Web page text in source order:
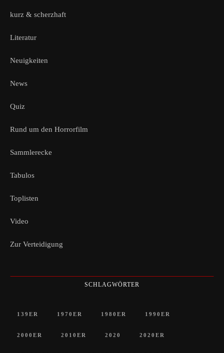
kurz & scherzhaft
Literatur
Neuigkeiten
News
Quiz
Rund um den Horrorfilm
Sammlerecke
Tabulos
Toplisten
Video
Zur Verteidigung
SCHLAGWÖRTER
139ER 1970ER 1980ER 1990ER
2000ER 2010ER 2020 2020ER